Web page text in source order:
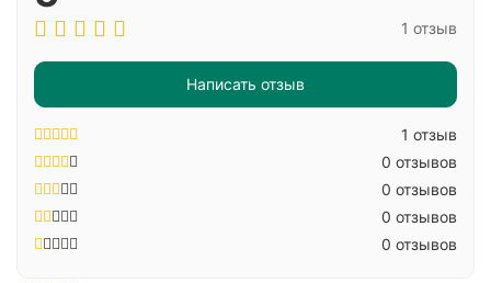
1 отзыв
Написать отзыв
1 отзыв
0 отзывов
0 отзывов
0 отзывов
0 отзывов